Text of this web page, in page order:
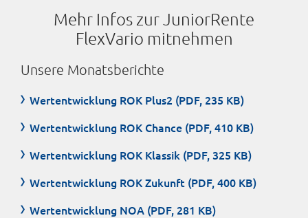
Mehr Infos zur JuniorRente
FlexVario mitnehmen
Unsere Monatsberichte
Wertentwicklung ROK Plus2 (PDF, 235 KB)
Wertentwicklung ROK Chance (PDF, 410 KB)
Wertentwicklung ROK Klassik (PDF, 325 KB)
Wertentwicklung ROK Zukunft (PDF, 400 KB)
Wertentwicklung NOA (PDF, 281 KB)